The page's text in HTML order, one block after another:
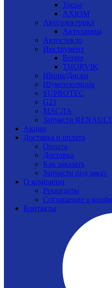
Тосол
AXIOM
Автоэлектрика
Автолампы
Автостекло
Инструмент
Berger
THORVIK
Шины/Диски
Шумоизоляция
SUPROTEC
G21
МАСЛА
Запчасти RENAULT
Акции
Доставка и оплата
Оплата
Доставка
Как заказать
Запчасти под заказ
О компании
Реквизиты
Соглашение о
Контакты